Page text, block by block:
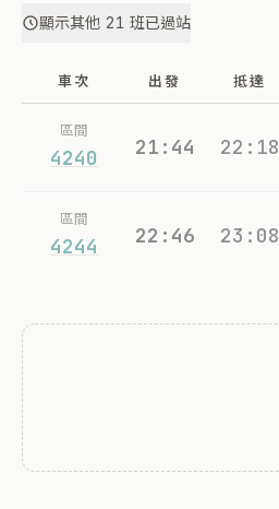
顯示其他 21 班已過站
車次 出發 抵達
區間
4240 21:44 22:18
區間
4244 22:46 23:08